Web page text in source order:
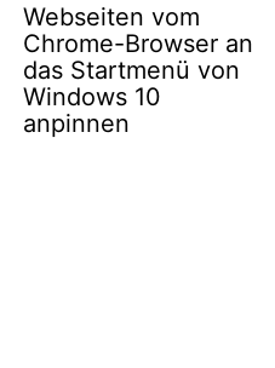
Webseiten vom
Chrome-Browser an
das Startmenü von
Windows 10
anpinnen